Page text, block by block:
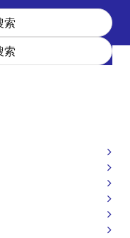
High-Speed
Efficiency